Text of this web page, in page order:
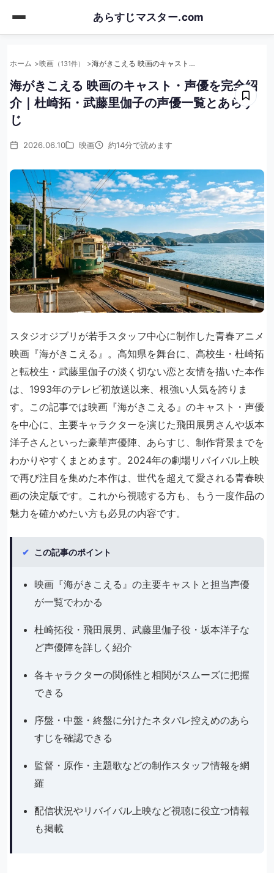
content
あらすじマスター.com
ホーム 映画 （131件） 海がきこえる 映画のキャスト・声優を完全紹介｜杜崎拓・武藤里伽子の声優一覧とあらすじ
海がきこえる 映画のキャスト・声優を完全紹
介｜杜崎拓・武藤里伽子の声優一覧とあらす
じ
2026.06.10 映画 約14分で読めます
スタジオジブリが若手スタッフ中心に制作した青春アニメ
映画『海がきこえる』。高知県を舞台に、高校生・杜崎拓
と転校生・武藤里伽子の淡く切ない恋と友情を描いた本作
は、1993年のテレビ初放送以来、根強い人気を誇りま
す。この記事では映画『海がきこえる』のキャスト・声優
を中心に、主要キャラクターを演じた飛田展男さんや坂本
洋子さんといった豪華声優陣、あらすじ、制作背景までを
わかりやすくまとめます。2024年の劇場リバイバル上映
で再び注目を集めた本作は、世代を超えて愛される青春映
画の決定版です。これから視聴する方も、もう一度作品の
魅力を確かめたい方も必見の内容です。
✔ この記事のポイント
映画『海がきこえる』の主要キャストと担当声優
が一覧でわかる
杜崎拓役・飛田展男、武藤里伽子役・坂本洋子な
ど声優陣を詳しく紹介
各キャラクターの関係性と相関がスムーズに把握
できる
序盤・中盤・終盤に分けたネタバレ控えめのあら
すじを確認できる
監督・原作・主題歌などの制作スタッフ情報を網
羅
配信状況やリバイバル上映など視聴に役立つ情報
も掲載